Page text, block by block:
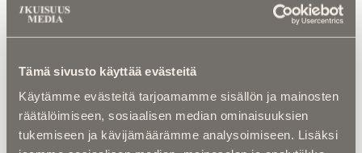
Tämä sivusto käyttää evästeitä
Käytämme evästeitä tarjoamamme sisällön ja mainosten
räätälöimiseen, sosiaalisen median ominaisuuksien
tukemiseen ja kävijämäärämme analysoimiseen. Lisäksi
Minulle tuli outo tunne, että nämä olivat jäähyväiset. Parin
ELÄMÄLTÄNIkatosi pohja ja tuntui, että kaikki Toivo oli
mennyttä. Ajattelin, etten selviä menetyksestä koskaan.
Lohduttaakseni itseäni otin ryyppyjä iltaisin ja
viikonloppuisin. Muuten pakenin sitä kaikkea työntekoon.